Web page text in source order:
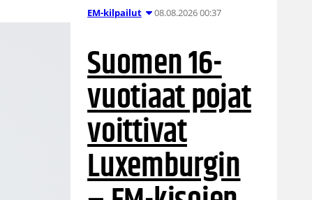
EM-kilpailut 08.08.2026 00:37
Suomen 16-
vuotiaat pojat
voittivat
Luxemburgin